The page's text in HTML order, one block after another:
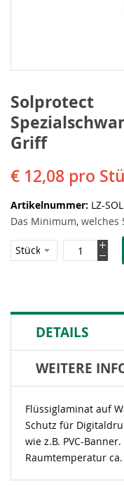
Solprotect
Griff
€ 12,08 pro
Artikelnummer LZ-
Das Minimum, welches
DETAILS
WEITERE
Flüssiglaminat auf
Schutz für
wie z.B. PVC-
Raumtemperatur